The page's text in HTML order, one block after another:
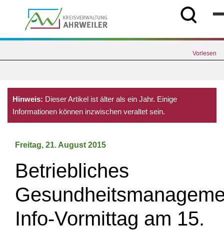
Vorlesen
Hinweis: Dieser Artikel ist älter als ein Jahr. Einige
Informationen können inzwischen veraltet sein.
Freitag, 21. August 2015
Betriebliches
Info-Vormittag am 15.